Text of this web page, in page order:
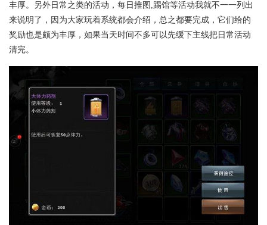
丰厚。另外日常之类的活动，每日推图,踢馆等活动我就不一一列出
来说明了，因为大家玩着系统都会介绍，总之都要完成，它们给的
奖励也是颇为丰厚，如果当天时间不多可以先缓下主线把日常活动
清完。